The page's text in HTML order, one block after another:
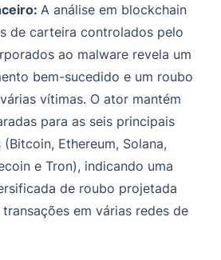
A análise em blockchain
de carteira controlados pelo
ao malware revela um
bem-sucedido e um roubo
vítimas. O ator mantém
para as seis principais
Ethereum, Solana,
e Tron), indicando uma
de roubo projetada
em várias redes de